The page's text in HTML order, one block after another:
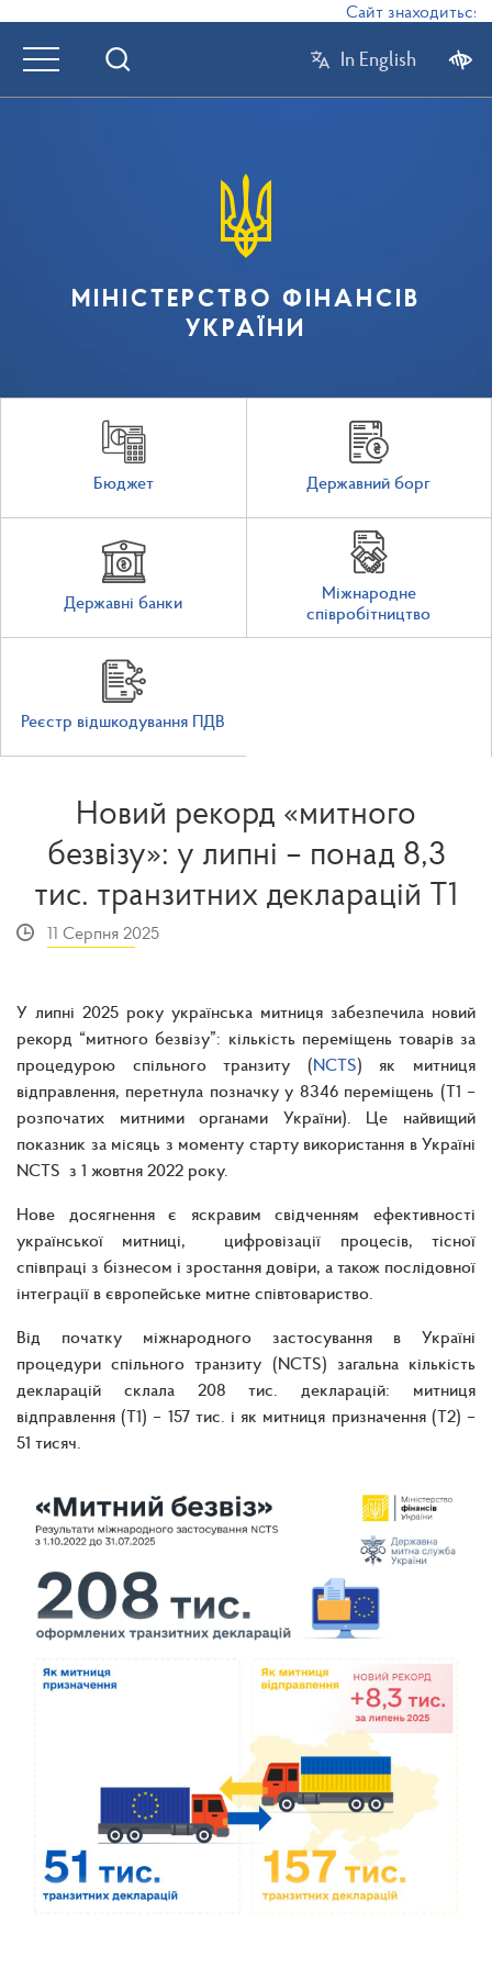
Сайт знаходиться в
In English
МІНІСТЕРСТВО ФІНАНСІВ
УКРАЇНИ
Бюджет Державний борг
Державні банки
Міжнародне
співробітництво
Реєстр відшкодування ПДВ
Новий рекорд «митного
безвізу»: у липні – понад 8,3
тис. транзитних декларацій Т1
11 Серпня 2025
У липні 2025 року українська митниця забезпечила новий
рекорд “митного безвізу”: кількість переміщень товарів за
процедурою спільного транзиту (NCTS) як митниця
відправлення, перетнула позначку у 8346 переміщень (Т1 –
розпочатих митними органами України). Це найвищий
показник за місяць з моменту старту використання в Україні
NCTS з 1 жовтня 2022 року.
Нове досягнення є яскравим свідченням ефективності
української митниці, цифровізації процесів, тісної
співпраці з бізнесом і зростання довіри, а також послідовної
інтеграції в європейське митне співтовариство.
Від початку міжнародного застосування в Україні
процедури спільного транзиту (NCTS) загальна кількість
декларацій склала 208 тис. декларацій: митниця
відправлення (Т1) – 157 тис. і як митниця призначення (Т2) –
51 тисяч.